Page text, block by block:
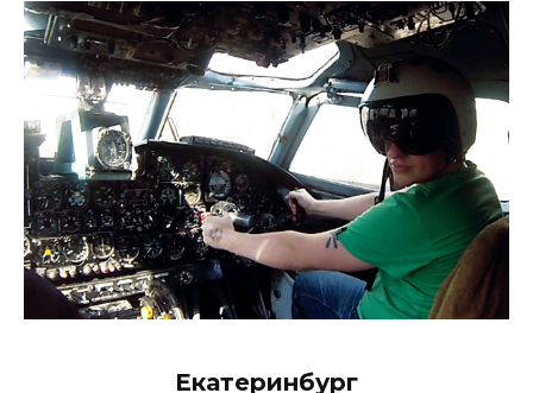
Екатеринбург